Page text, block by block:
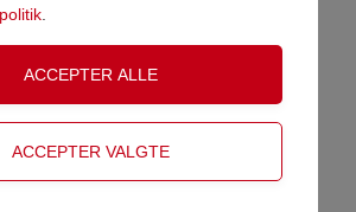
i høj kvalitet
øjeblik, den
ikke blot en
varigt symbol på
taknemmelighed.